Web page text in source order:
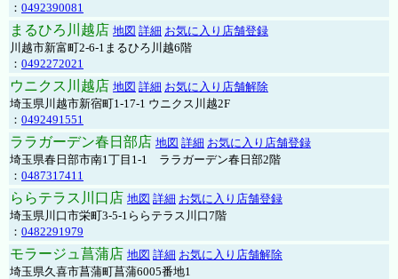
： 0492390081
まるひろ川越店 地図 詳細 お気に入り店舗登録
川越市新富町2-6-1まるひろ川越6階
： 0492272021
ウニクス川越店 地図 詳細 お気に入り店舗解除
埼玉県川越市新宿町1-17-1 ウニクス川越2F
： 0492491551
ララガーデン春日部店 地図 詳細 お気に入り店舗登録
埼玉県春日部市南1丁目1-1 ララガーデン春日部2階
： 0487317411
ららテラス川口店 地図 詳細 お気に入り店舗登録
埼玉県川口市栄町3-5-1ららテラス川口7階
： 0482291979
モラージュ菖蒲店 地図 詳細 お気に入り店舗解除
埼玉県久喜市菖蒲町菖蒲6005番地1